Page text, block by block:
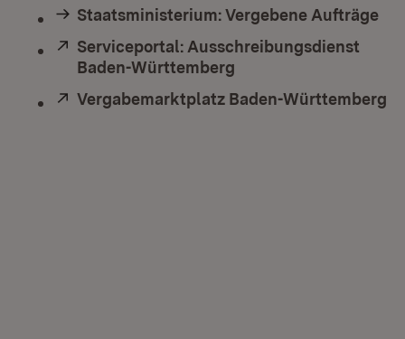
Staatsministerium: Vergebene Aufträge
Extern:
Serviceportal: Ausschreibungsdienst
Baden-Württemberg
Extern:
Vergabemarktplatz Baden-Württemberg